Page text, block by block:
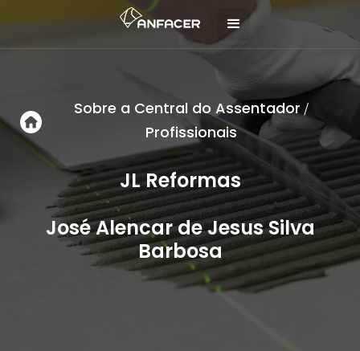
Sobre a Central do Assentador /
Profissionais
JL Reformas
José Alencar de Jesus Silva
Barbosa